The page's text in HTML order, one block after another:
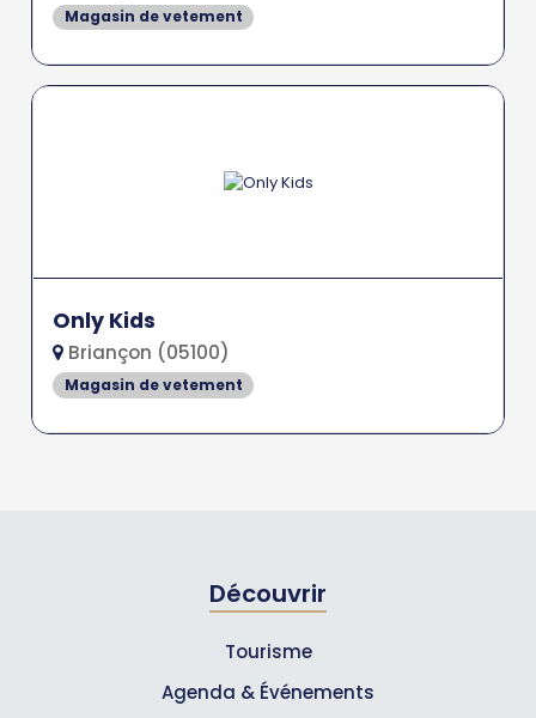
Magasin de vetement
Only Kids
Briançon (05100)
Magasin de vetement
Découvrir
Tourisme
Agenda & Événements